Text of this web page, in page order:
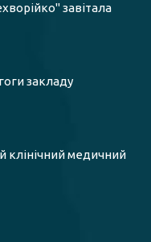
завітала
закладу
клінічний медичний